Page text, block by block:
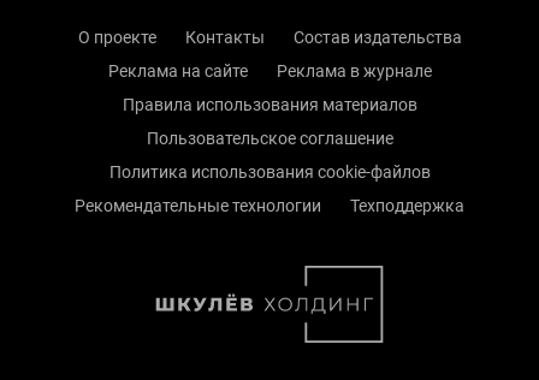
О проекте Контакты
Состав издательства
Реклама на сайте
Реклама в журнале
Правила использования материалов
Пользовательское соглашение
Политика использования cookie-файлов
Рекомендательные технологии
Техподдержка